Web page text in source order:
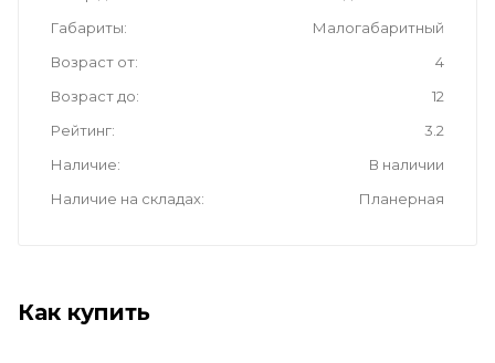
Габариты
Малогабаритный
Возраст от
4
Возраст до
12
Рейтинг
3.2
Наличие
В наличии
Наличие на складах
Планерная
Как купить